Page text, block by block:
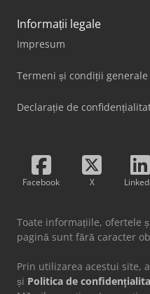
Informații legale
Impresum
Termeni și condiții generale
Declarație de
Facebook X
Toate informațiile, ofertele
pagină sunt fără caracter
Prin utilizarea acestui site,
și Politica de